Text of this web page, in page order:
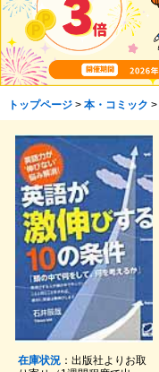
トップページ> 本・コミック >
在庫状況：出版社よりお取